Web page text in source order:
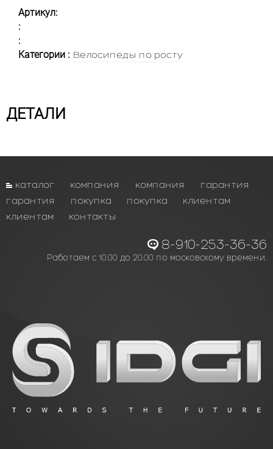
Артикул:
:
:
Категории : Велосипеды по росту
ДЕТАЛИ
каталог компания компания
гарантия
гарантия
покупка покупка
клиентам
клиентам
контакты
8-910-253-36-36
Работаем с 10.00 до 20.00 по московскому времени.